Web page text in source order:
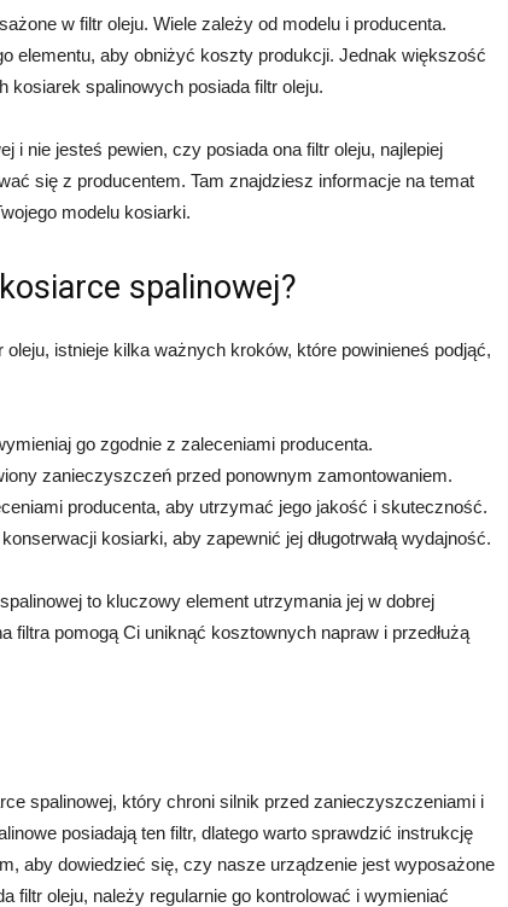
w filtr oleju. Wiele zależy od modelu i producenta.
elementu, aby obniżyć koszty produkcji. Jednak większość
kosiarek spalinowych posiada filtr oleju.
i nie jesteś pewien, czy posiada ona filtr oleju, najlepiej
się z producentem. Tam znajdziesz informacje na temat
modelu kosiarki.
spalinowej?
istnieje kilka ważnych kroków, które powinieneś podjąć,
go zgodnie z zaleceniami producenta.
zanieczyszczeń przed ponownym zamontowaniem.
producenta, aby utrzymać jego jakość i skuteczność.
kosiarki, aby zapewnić jej długotrwałą wydajność.
to kluczowy element utrzymania jej w dobrej
filtra pomogą Ci uniknąć kosztownych napraw i przedłużą
spalinowej, który chroni silnik przed zanieczyszczeniami i
posiadają ten filtr, dlatego warto sprawdzić instrukcję
aby dowiedzieć się, czy nasze urządzenie jest wyposażone
filtr oleju, należy regularnie go kontrolować i wymieniać